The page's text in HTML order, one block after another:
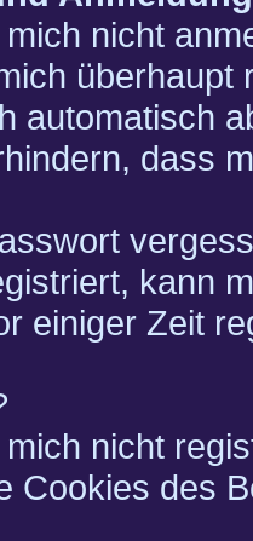
nicht
überhaupt
automatisch
dass
kann
einiger Zeit
nicht
Cookies des